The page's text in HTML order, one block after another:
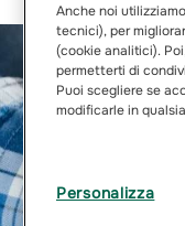
Anche noi
tecnici), per
(cookie analitici).
permetterti di
Puoi scegliere se
modificarle in
Personalizza